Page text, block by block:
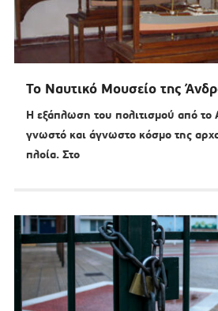
Το Ναυτικό Μουσείο της
Η εξάπλωση του πολιτισμού από το
γνωστό και άγνωστο κόσμο της
πλοία. Στο